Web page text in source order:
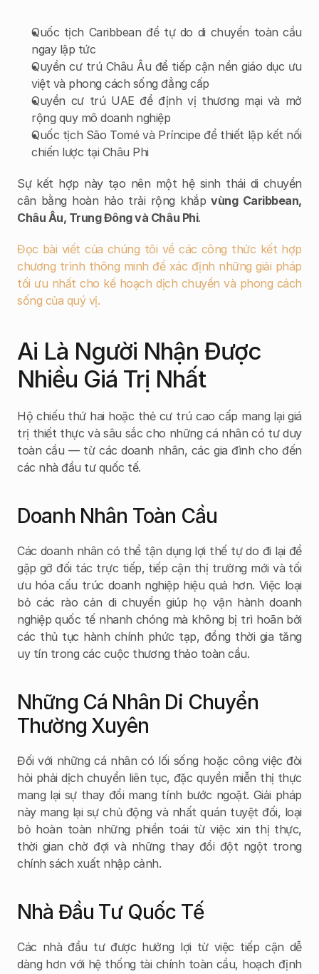
Quốc tịch Caribbean để tự do di chuyển toàn cầu
ngay lập tức
Quyền cư trú Châu Âu để tiếp cận nền giáo dục ưu
việt và phong cách sống đẳng cấp
Quyền cư trú UAE để định vị thương mại và mở
rộng quy mô doanh nghiệp
Quốc tịch São Tomé và Príncipe để thiết lập kết nối
chiến lược tại Châu Phi
Sự kết hợp này tạo nên một hệ sinh thái di chuyển
cân bằng hoàn hảo trải rộng khắp vùng Caribbean,
Châu Âu, Trung Đông và Châu Phi.
Đọc bài viết của chúng tôi về các công thức kết hợp
chương trình thông minh để xác định những giải pháp
tối ưu nhất cho kế hoạch dịch chuyển và phong cách
sống của quý vị.
Ai Là Người Nhận Được
Nhiều Giá Trị Nhất
Hộ chiếu thứ hai hoặc thẻ cư trú cao cấp mang lại giá
trị thiết thực và sâu sắc cho những cá nhân có tư duy
toàn cầu — từ các doanh nhân, các gia đình cho đến
các nhà đầu tư quốc tế.
Doanh Nhân Toàn Cầu
Các doanh nhân có thể tận dụng lợi thế tự do đi lại để
gặp gỡ đối tác trực tiếp, tiếp cận thị trường mới và tối
ưu hóa cấu trúc doanh nghiệp hiệu quả hơn. Việc loại
bỏ các rào cản di chuyển giúp họ vận hành doanh
nghiệp quốc tế nhanh chóng mà không bị trì hoãn bởi
các thủ tục hành chính phức tạp, đồng thời gia tăng
uy tín trong các cuộc thương thảo toàn cầu.
Những Cá Nhân Di Chuyển
Thường Xuyên
Đối với những cá nhân có lối sống hoặc công việc đòi
hỏi phải dịch chuyển liên tục, đặc quyền miễn thị thực
mang lại sự thay đổi mang tính bước ngoặt. Giải pháp
này mang lại sự chủ động và nhất quán tuyệt đối, loại
bỏ hoàn toàn những phiền toái từ việc xin thị thực,
thời gian chờ đợi và những thay đổi đột ngột trong
chính sách xuất nhập cảnh.
Nhà Đầu Tư Quốc Tế
Các nhà đầu tư được hưởng lợi từ việc tiếp cận dễ
dàng hơn với hệ thống tài chính toàn cầu, hoạch định